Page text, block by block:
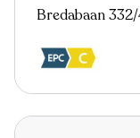
Bredabaan